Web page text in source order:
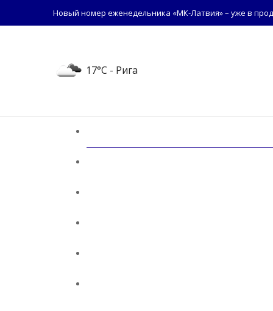
Новый номер еженедельника «МК-Латвия» – уже в
17°C - Рига